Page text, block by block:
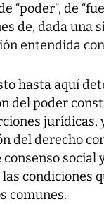
“poder”, de
de, dada una
entendida
hasta aquí
del poder
jurídicas,
del derecho
consenso
las condiciones
comunes.